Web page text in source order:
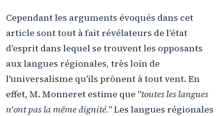
Cependant les arguments évoqués dans cet
article sont tout à fait révélateurs de l'état
d'esprit dans lequel se trouvent les opposants
aux langues régionales, très loin de
l'universalisme qu'ils prônent à tout vent. En
effet, M. Monneret estime que "toutes les langues
n'ont pas la même dignité." Les langues régionales